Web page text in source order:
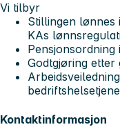
Vi tilbyr
Stillingen
KAs
Pensjonsordning
Godtgjøring etter
Kontaktinformasjon